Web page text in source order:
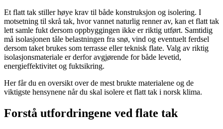
Et flatt tak stiller høye krav til både konstruksjon og isolering. I
motsetning til skrå tak, hvor vannet naturlig renner av, kan et flatt tak
lett samle fukt dersom oppbyggingen ikke er riktig utført. Samtidig
må isolasjonen tåle belastningen fra snø, vind og eventuelt ferdsel
dersom taket brukes som terrasse eller teknisk flate. Valg av riktig
isolasjonsmateriale er derfor avgjørende for både levetid,
energieffektivitet og fuktsikring.
Her får du en oversikt over de mest brukte materialene og de
viktigste hensynene når du skal isolere et flatt tak i norsk klima.
Forstå utfordringene ved flate tak